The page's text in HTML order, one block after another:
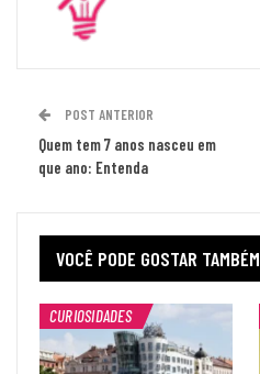
POST ANTERIOR
Quem tem 7 anos nasceu em
que ano: Entenda
VOCÊ PODE GOSTAR TAMBÉM
CURIOSIDADES